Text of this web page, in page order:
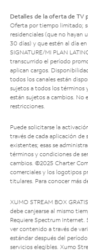
Detalles de la oferta de TV
Oferta por tiempo limitado;
residenciales (que no hayan
30 días) y que estén al día
SIGNATURE/MI PLAN
transcurrido el período
aplican cargos.
todos los canales están
sujetos a todos los términos
están sujetos a cambios. No
restricciones.
Puede solicitarse la
través de cada aplicación de
existentes; esas se
términos y condiciones de
cambios. ©2025 Charter
comerciales y los logotipos
titulares. Para conocer más
XUMO STREAM BOX
debe canjearse al mismo
Requiere Spectrum Internet.
ver contenido a través de
estándar después del
servicios elegibles. Xumo